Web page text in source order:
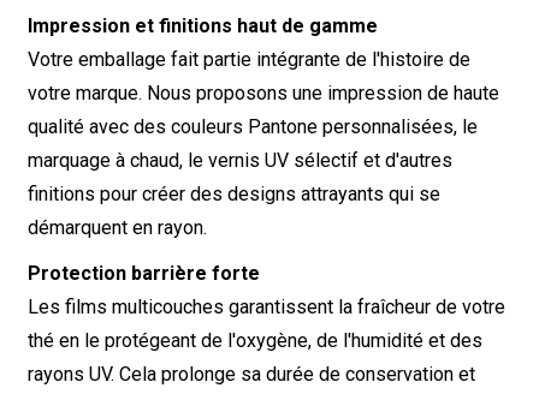
Impression et finitions haut de gamme
Votre emballage fait partie intégrante de l'histoire de
votre marque. Nous proposons une impression de haute
qualité avec des couleurs Pantone personnalisées, le
marquage à chaud, le vernis UV sélectif et d'autres
finitions pour créer des designs attrayants qui se
démarquent en rayon.
Protection barrière forte
Les films multicouches garantissent la fraîcheur de votre
thé en le protégeant de l'oxygène, de l'humidité et des
rayons UV. Cela prolonge sa durée de conservation et